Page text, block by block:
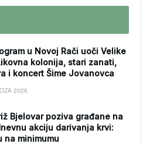
u Novoj Rači uoči Velike
kolonija, stari zanati,
i koncert Šime Jovanovca
2026.
Bjelovar poziva građane na
akciju darivanja krvi:
na minimumu